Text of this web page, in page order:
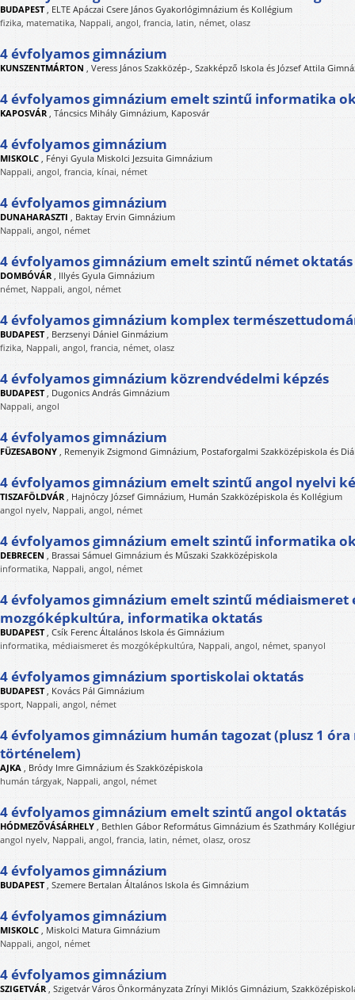
BUDAPEST, ELTE Apáczai Csere János Gyakorlógimnázium és Kollégium
fizika, matematika, Nappali, angol, francia, latin, német, olasz
4 évfolyamos gimnázium
KUNSZENTMÁRTON , Veress János Szakközép-, Szakképző Iskola és József Attila
4 évfolyamos gimnázium emelt szintű informatika
KAPOSVÁR , Táncsics Mihály Gimnázium, Kaposvár
4 évfolyamos gimnázium
MISKOLC , Fényi Gyula Miskolci Jezsuita Gimnázium
Nappali, angol, francia, kínai, német
4 évfolyamos gimnázium
DUNAHARASZTI , Baktay Ervin Gimnázium
Nappali, angol, német
4 évfolyamos gimnázium emelt szintű német oktatás
DOMBÓVÁR , Illyés Gyula Gimnázium
német, Nappali, angol, német
4 évfolyamos gimnázium komplex
BUDAPEST, Berzsenyi Dániel Ginmázium
fizika, Nappali, angol, francia, német, olasz
4 évfolyamos gimnázium közrendvédelmi képzés
BUDAPEST, Dugonics András Gimnázium
Nappali, angol
4 évfolyamos gimnázium
FÜZESABONY , Remenyik Zsigmond Gimnázium, Postaforgalmi Szakközépiskola és
4 évfolyamos gimnázium emelt szintű angol nyelvi
TISZAFÖLDVÁR , Hajnóczy József Gimnázium, Humán Szakközépiskola és Kollégium
angol nyelv, Nappali, angol, német
4 évfolyamos gimnázium emelt szintű informatika
DEBRECEN , Brassai Sámuel Gimnázium és Műszaki Szakközépiskola
informatika, Nappali, angol, német
4 évfolyamos gimnázium emelt szintű médiaismeret
mozgóképkultúra, informatika oktatás
BUDAPEST, Csík Ferenc Általános Iskola és Gimnázium
informatika, médiaismeret és mozgóképkultúra, Nappali, angol, német, spanyol
4 évfolyamos gimnázium sportiskolai oktatás
BUDAPEST, Kovács Pál Gimnázium
sport, Nappali, angol, német
4 évfolyamos gimnázium humán tagozat (plusz 1 óra
történelem)
AJKA , Bródy Imre Gimnázium és Szakközépiskola
humán tárgyak, Nappali, angol, német
4 évfolyamos gimnázium emelt szintű angol oktatás
HÓDMEZŐVÁSÁRHELY , Bethlen Gábor Református Gimnázium és Szathmáry
angol nyelv, Nappali, angol, francia, latin, német, olasz, orosz
4 évfolyamos gimnázium
BUDAPEST, Szemere Bertalan Általános Iskola és Gimnázium
4 évfolyamos gimnázium
MISKOLC , Miskolci Matura Gimnázium
Nappali, angol, német
4 évfolyamos gimnázium
SZIGETVÁR , Szigetvár Város Önkormányzata Zrínyi Miklós Gimnázium,